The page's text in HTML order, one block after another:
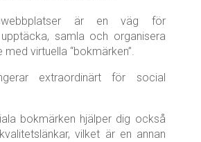
är en väg för
samla och organisera
virtuella “bokmärken”.
extraordinärt för social
bokmärken hjälper dig också
vilket är en annan